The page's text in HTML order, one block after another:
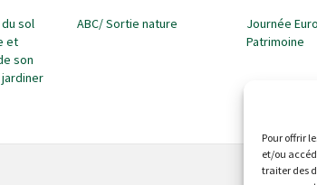
Pour offrir
et/ou
traiter des
sol
et
son
ABC/ Sortie nature
Journée
Patrimoine